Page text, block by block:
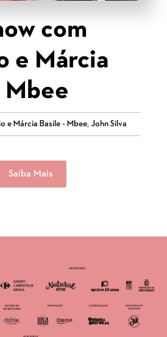
com
e Márcia
Mbee
e Márcia Basile - Mbee, John Silva
Saiba Mais